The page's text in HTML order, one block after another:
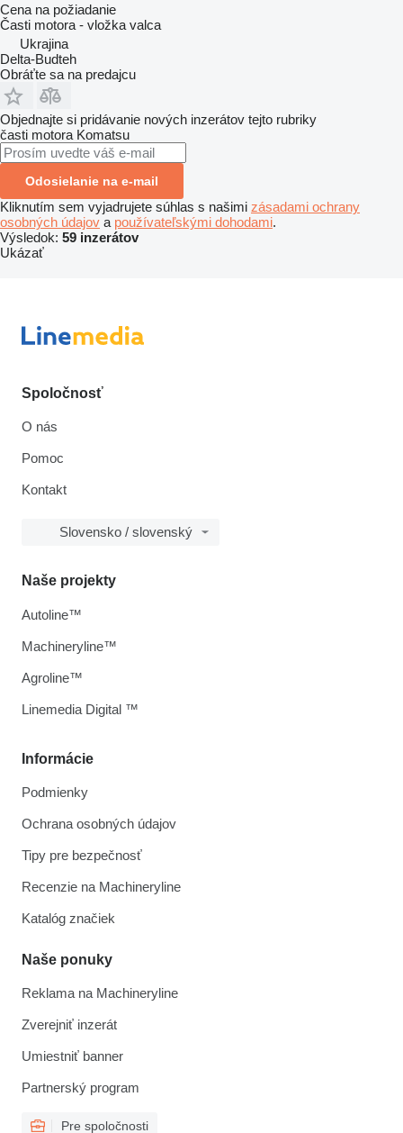
Cena na požiadanie
Časti motora - vložka valca
Ukrajina
Delta-Budteh
Obráťte sa na predajcu
Objednajte si pridávanie nových inzerátov tejto rubriky
časti motora Komatsu
Odosielanie na e-mail
Kliknutím sem vyjadrujete súhlas s našimi zásadami ochrany
osobných údajov a používateľskými dohodami.
Výsledok: 59 inzerátov
Ukázať
Spoločnosť
O nás
Pomoc
Kontakt
Slovensko / slovenský
Informácie
Podmienky
Ochrana osobných údajov
Tipy pre bezpečnosť
Recenzie na Machineryline
Katalóg značiek
Naše ponuky
Reklama na Machineryline
Zverejniť inzerát
Umiestniť banner
Partnerský program
Pre spoločnosti
Naše projekty
Autoline™
Machineryline™
Agroline™
Linemedia Digital ™